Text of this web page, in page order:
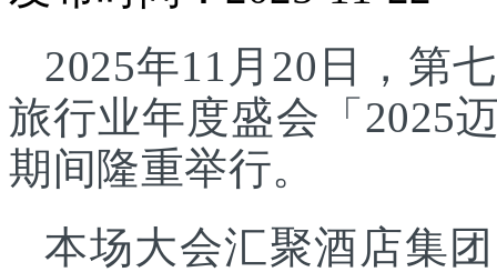
2025年11月20日，第
旅行业年度盛会「2025
期间隆重举行。
本场大会汇聚酒店集